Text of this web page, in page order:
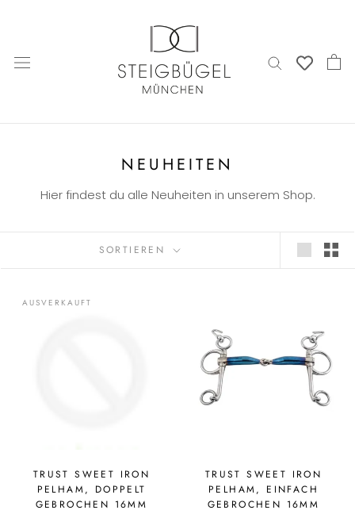
NEUHEITEN
Hier findest du alle Neuheiten in unserem Shop.
SORTIEREN
AUSVERKAUFT
TRUST SWEET IRON
PELHAM, DOPPELT
GEBROCHEN 16MM
TRUST SWEET IRON
PELHAM, EINFACH
GEBROCHEN 16MM